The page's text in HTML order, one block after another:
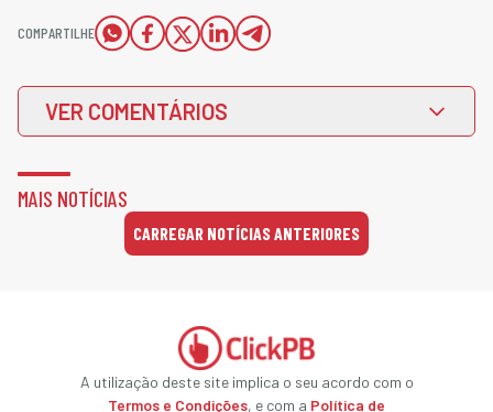
COMPARTILHE
VER COMENTÁRIOS
MAIS NOTÍCIAS
CARREGAR NOTÍCIAS ANTERIORES
A utilização deste site implica o seu acordo com o
Termos e Condições, e com a Política de